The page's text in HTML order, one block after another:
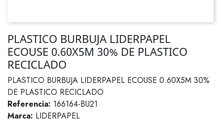
PLASTICO BURBUJA LIDERPAPEL
ECOUSE 0.60X5M 30% DE PLASTICO
RECICLADO
PLASTICO BURBUJA LIDERPAPEL ECOUSE 0.60X5M 30%
DE PLASTICO RECICLADO
Referencia: 166164-BU21
Marca: LIDERPAPEL